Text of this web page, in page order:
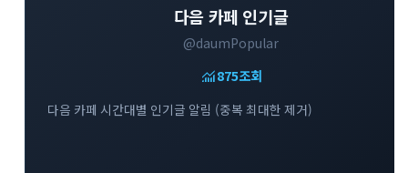
다음 카페 인기글
@daumPopular
monitoring875조회
다음 카페 시간대별 인기글 알림 (중복 최대한 제거)